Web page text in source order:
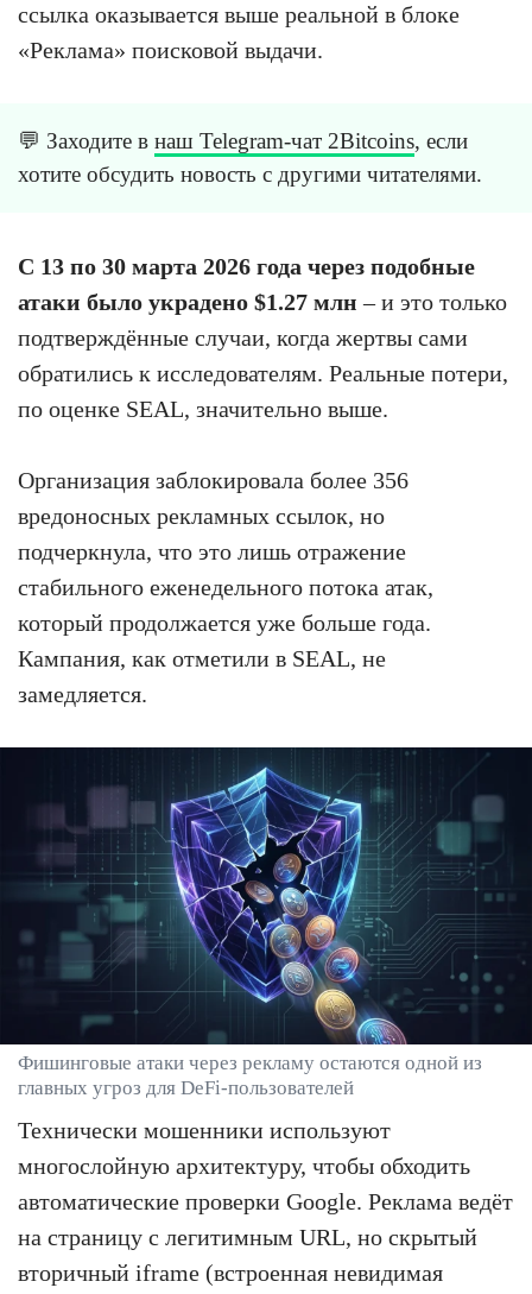
ссылка оказывается выше реальной в блоке
«Реклама» поисковой выдачи.
💬 Заходите в наш Telegram-чат 2Bitcoins, если
хотите обсудить новость с другими читателями.
С 13 по 30 марта 2026 года через подобные
атаки было украдено $1.27 млн – и это только
подтверждённые случаи, когда жертвы сами
обратились к исследователям. Реальные потери,
по оценке SEAL, значительно выше.
Организация заблокировала более 356
вредоносных рекламных ссылок, но
подчеркнула, что это лишь отражение
стабильного еженедельного потока атак,
который продолжается уже больше года.
Кампания, как отметили в SEAL, не
замедляется.
Фишинговые атаки через рекламу остаются одной из
главных угроз для DeFi-пользователей
Технически мошенники используют
многослойную архитектуру, чтобы обходить
автоматические проверки Google. Реклама ведёт
на страницу с легитимным URL, но скрытый
вторичный iframe (встроенная невидимая